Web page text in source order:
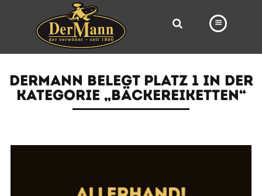
FILIALEN
BÄCKEREI
NEWS
DERMANN BELEGT PLATZ 1 IN DER
KATEGORIE „BÄCKEREIKETTEN“